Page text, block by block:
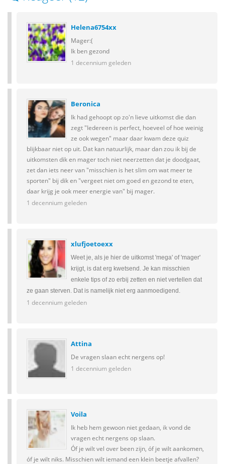
Helena6754xx
Mager:(
Ik ben gezond
1 decennium geleden
Beronica
Ik had gehoopt op zo'n lieve uitkomst die dan
zegt "Iedereen is perfect, hoeveel of hoe weinig
ze ook wegen" maar daar kwam deze quiz
blijkbaar niet op uit. Dat kan natuurlijk, maar dan zou ik bij de
uitkomsten dik en mager toch niet neerzetten dat je doodgaat,
zet dan iets neer van "misschien is het slim om wat meer te
sporten" bij dik en "vergeet niet om goed en gezond te eten,
daar krijg je ook meer energie van" bij mager.
1 decennium geleden
xlufjoetoexx
Weet je, als je hier de uitkomst 'mega' of 'mager'
krijgt, is dat erg kwetsend. Je kan misschien
enkele tips of zo erbij zetten en niet vertellen dat
ze gaan sterven. Dat is namelijk niet erg aanmoedigend.
1 decennium geleden
Attina
De vragen slaan echt nergens op!
1 decennium geleden
Voila
Ik heb hem gewoon niet gedaan, ik vond de
vragen echt nergens op slaan.
Óf je wilt vel over been zijn, óf je wilt aankomen,
óf je wilt niks. Misschien wilt iemand een klein beetje afvallen?